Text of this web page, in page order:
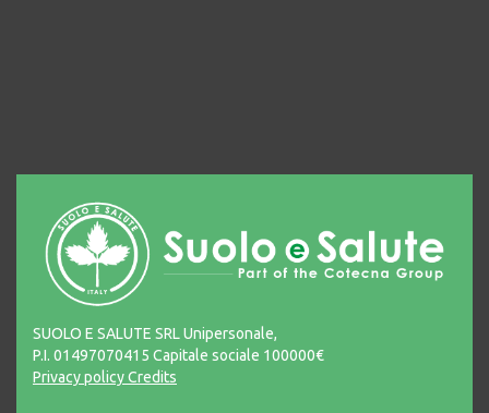
SUOLO E SALUTE SRL Unipersonale,
P.I. 01497070415 Capitale sociale 100000€
Privacy policyCredits